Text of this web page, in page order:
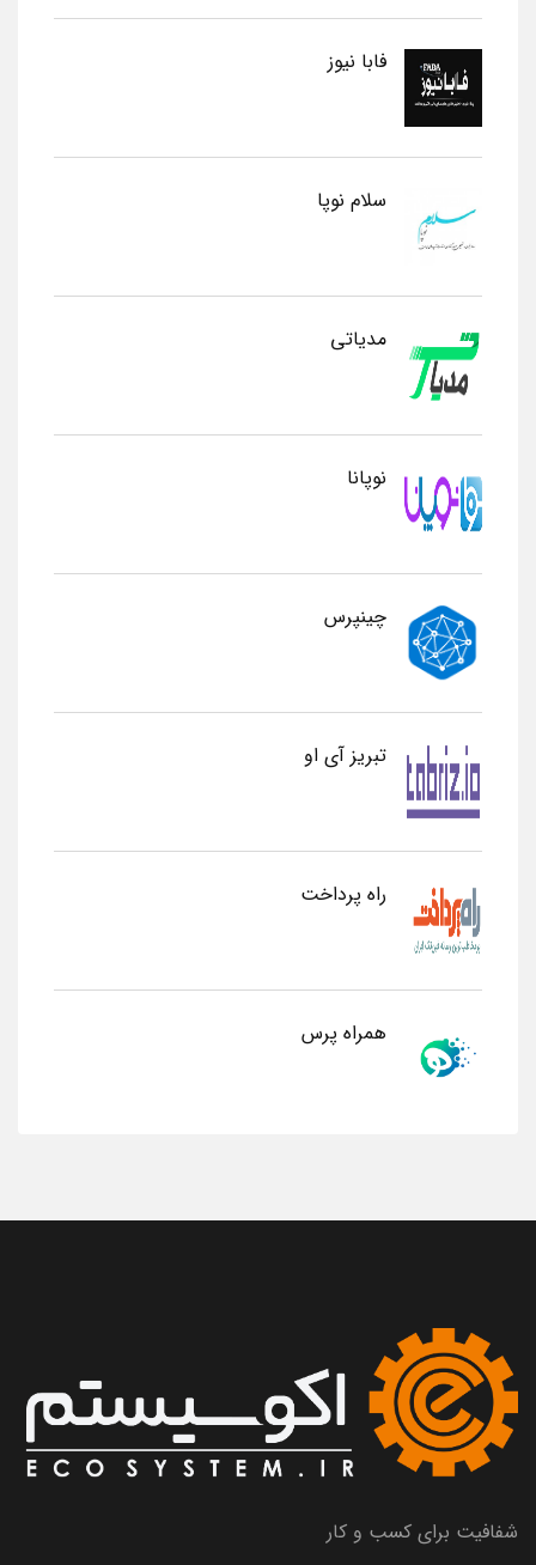
فابا نیوز
سلام نوپا
مدیاتی
نوپانا
چینپرس
تبریز آی او
راه پرداخت
همراه پرس
شفافیت برای کسب و کار